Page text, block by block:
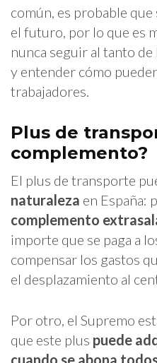
común, es probable
el futuro, por lo que es
nunca seguir al tanto
y entender cómo
trabajadores.
Plus de
El plus de transporte
naturaleza en España:
complemento
importe que se paga a
compensar los gastos
el desplazamiento al
Por otro, el Supremo
que este plus puede